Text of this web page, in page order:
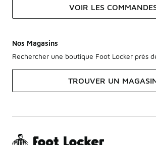
VOIR LES
Nos Magasins
Rechercher une boutique Foot Locker près
TROUVER UN